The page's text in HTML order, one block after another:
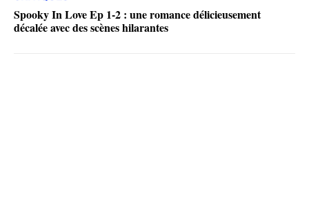
Spooky In Love Ep 1-2 : une romance délicieusement
décalée avec des scènes hilarantes